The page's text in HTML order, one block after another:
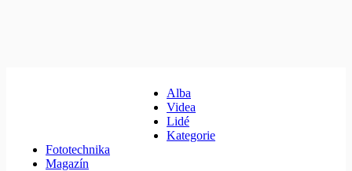
Alba
Videa
Lidé
Kategorie
Fototechnika
Magazín